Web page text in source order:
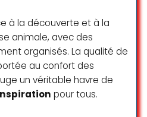
à la découverte et à la
animale, avec des
organisés. La qualité de
au confort des
un véritable havre de
pour tous.